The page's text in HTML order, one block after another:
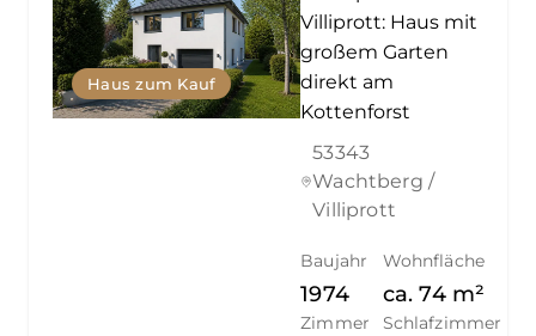
Haus zum Kauf
Villiprott: Haus mit
großem Garten
direkt am
Kottenforst
53343
Wachtberg /
Villiprott
Baujahr
1974
Wohnfläche
ca. 74 m²
Zimmer Schlafzimmer